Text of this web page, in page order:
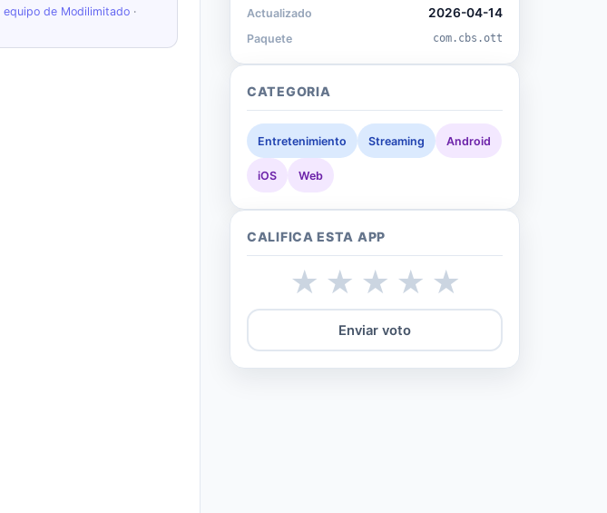
equipo de Modilimitado ·
Actualizado 2026-04-14
Paquete com.cbs.ott
CATEGORIA
Entretenimiento Streaming Android
iOS Web
CALIFICA ESTA APP
★
★
★
★
★
Enviar voto